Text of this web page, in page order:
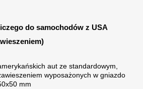
do samochodów z USA
aut ze standardowym,
wyposażonych w gniazdo
mm